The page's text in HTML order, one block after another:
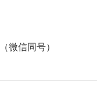
（微信同号）